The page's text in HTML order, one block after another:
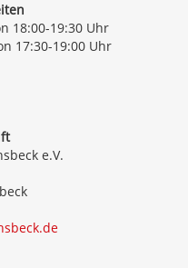
18:00-19:30 Uhr
17:30-19:00 Uhr
e.V.